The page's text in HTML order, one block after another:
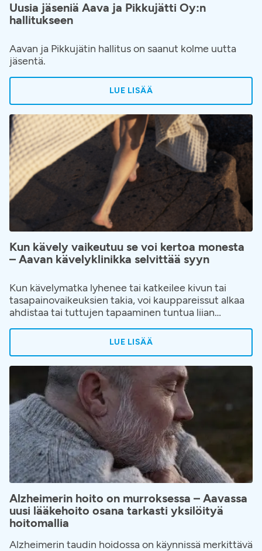
Uusia jäseniä Aava ja Pikkujätti Oy:n
hallitukseen
Aavan ja Pikkujätin hallitus on saanut kolme uutta
jäsentä.
LUE LISÄÄ
Kun kävely vaikeutuu se voi kertoa monesta
– Aavan kävelyklinikka selvittää syyn
Kun kävelymatka lyhenee tai katkeilee kivun tai
tasapainovaikeuksien takia, voi kauppareissut alkaa
ahdistaa tai tuttujen tapaaminen tuntua liian
kävelyn hankaloituminen hyväksytään helposti
Aavaan on avattu kävelyklinikka, jonne voi hakeutua
ilman lähetettä, kun kävely on alkanut rajoittaa
elämää.
LUE LISÄÄ
Alzheimerin hoito on murroksessa – Aavassa
uusi lääkehoito osana tarkasti yksilöityä
hoitomallia
Alzheimerin taudin hoidossa on käynnissä merkittävä